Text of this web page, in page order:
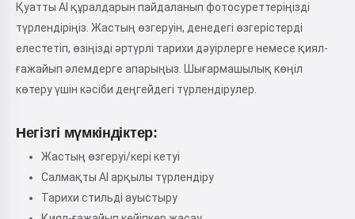
Қуатты AI құралдарын пайдаланып фотосуреттеріңізді
түрлендіріңіз. Жастың өзгеруін, денедегі өзгерістерді
елестетіп, өзіңізді әртүрлі тарихи дәуірлерге немесе қиял-
ғажайып әлемдерге апарыңыз. Шығармашылық көңіл
көтеру үшін кәсіби деңгейдегі түрлендірулер.
Негізгі мүмкіндіктер:
Жастың өзгеруі/кері кетуі
Салмақты AI арқылы түрлендіру
Тарихи стильді ауыстыру